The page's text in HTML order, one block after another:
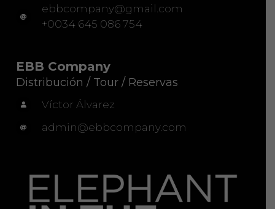
ebbcompany@gmail.com
+0034 645 086 754
EBB Company
Distribución / Tour / Reservas
Víctor Álvarez
admin@ebbcompany.com